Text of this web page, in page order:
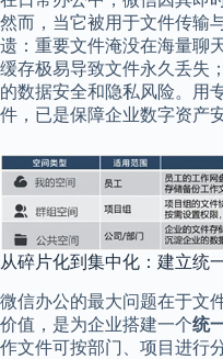
然而，当它被用于文件传输
遗：重要文件淹没在海量聊
缓存极易导致文件永久丢失
的数据安全和隐私风险。用
件，已是保障企业数字资产
从碎片化到集中化：建立统
微信办公的最大问题在于文
价值，是为企业搭建一个统
作文件可按部门、项目进行